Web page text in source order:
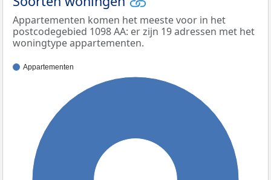
Appartementen komen het meeste voor in het
postcodegebied 1098 AA: er zijn 19 adressen met het
woningtype appartementen.
Appartementen